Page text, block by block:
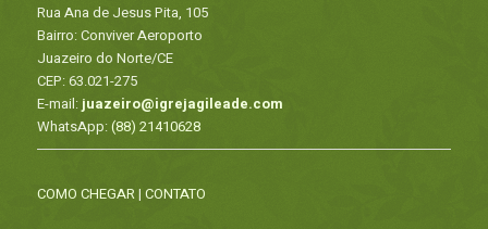
Rua Ana de Jesus Pita, 105
Bairro: Conviver Aeroporto
Juazeiro do Norte/CE
CEP: 63.021-275
E-mail: juazeiro@igrejagileade.com
WhatsApp:(88) 21410628
COMO CHEGAR| CONTATO